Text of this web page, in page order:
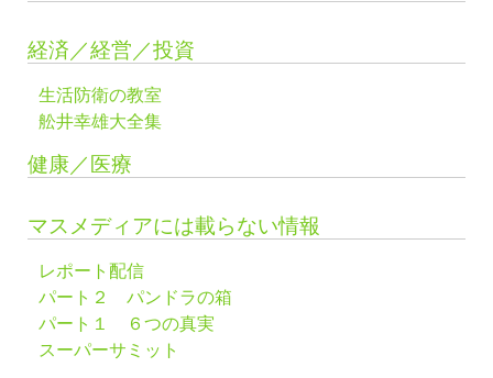
経済／経営／投資
生活防衛の教室
舩井幸雄大全集
健康／医療
マスメディアには載らない情報
レポート配信
パート２ パンドラの箱
パート１ ６つの真実
スーパーサミット